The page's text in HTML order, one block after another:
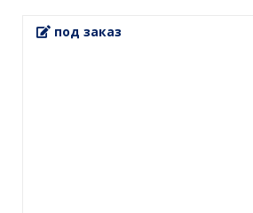
под заказ